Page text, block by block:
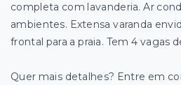
completa com lavanderia. Ar
ambientes. Extensa varanda
frontal para a praia. Tem 4 vagas
Quer mais detalhes? Entre em